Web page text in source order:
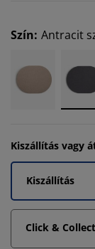
Szín: Antracit
Kiszállítás vagy
Kiszállítás
Click & Collect